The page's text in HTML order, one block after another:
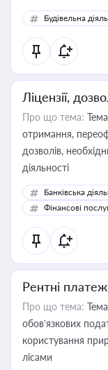
Будівельна
Ліцензії,
Про що тема:
отримання,
дозволів,
діяльності
Банківська
Фінансові
Рентні
Про що тема:
обов’язкових
користування
лісами